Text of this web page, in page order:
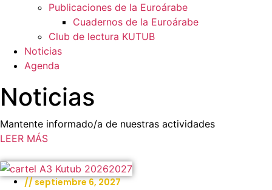
Publicaciones de la Euroárabe
Cuadernos de la Euroárabe
Club de lectura KUTUB
Noticias
Agenda
Noticias
Mantente informado/a de nuestras actividades
LEER MÁS
//septiembre 6, 2027